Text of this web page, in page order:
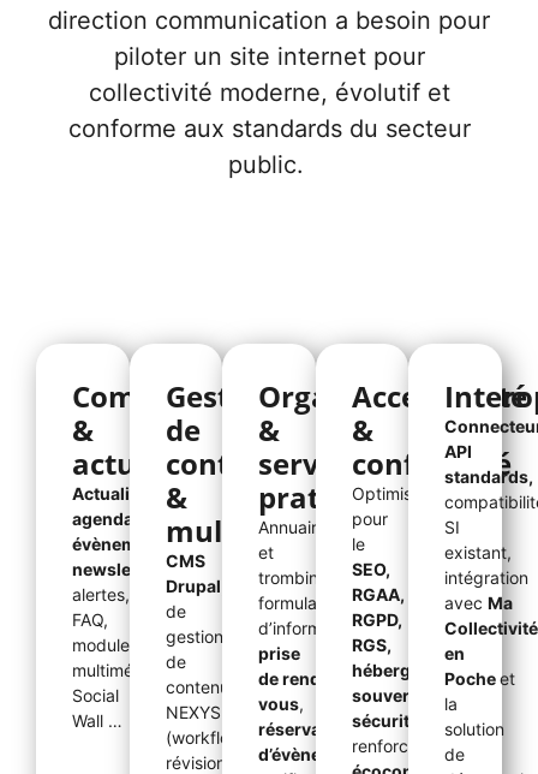
direction communication a besoin pour
piloter un site internet pour
collectivité moderne, évolutif et
conforme aux standards du secteur
public.
Communication
&
actualités
Actualités,
agenda,
évènements,
newsletters,
alertes,
FAQ,
modules
multimédias,
Social
Wall …
Gestion
de
contenus
&
multimédia
CMS
Drupal
système
de
gestion
de
contenus
de
NEXYS
(workflows,
révisions,
Organisation
&
services
pratiques
Annuaire
et
trombinoscope,
formulaires
d’information,
prise
derendez-
vous,
réservation
d’évènements,
Accessibilité
&
conformité
Optimisé
pour
le
SEO,
RGAA,
RGPD,
RGS,
hébergement
souverain,
sécurité
renforcée,
API
standards,
SI
existant,
intégration
avecMa
Collectivité
en
Pocheet
la
solution
de